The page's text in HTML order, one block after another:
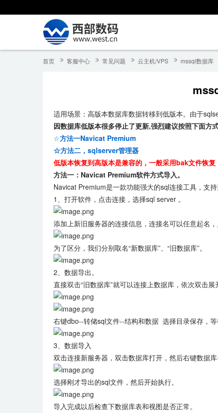
首页 客服中心 常见问题 云主机/VPS mssql数据库
适用场景：高版本数据库数据转移到低版本。由于
因数据库低版本很多停止了更新,强烈建议按照下面
☆方法一Navicat Premium
☆方法二，sqlserver管理器
低版本恢复到高版本是兼容的，一般采用bak文件恢
方法一：Navicat Premium软件方式导入。
Navicat Premium是一款功能强大的sql连接工具，支
1、打开软件，点击连接，选择sql server 。
添加上新旧服务器的连接信息，连接名可以任意起名
为了区分，我们分别取名“新数据库”、“旧数据库”。
2、数据导出。
直接双击“旧数据库”就可以连接上数据库，依次双击
右键dbo--转储sql文件--结构和数据 选择目录保存，
3、数据导入
双击连接新服务器，双击数据库打开，然后右键数据
选择刚才导出的sql文件，然后开始执行。
导入完成以后检查下数据库表和视图是否正常。